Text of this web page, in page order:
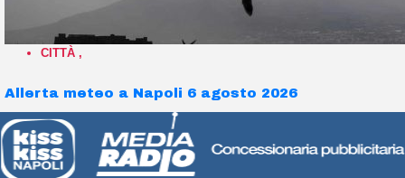
CITTÀ ,
Allerta meteo a Napoli 6 agosto 2026